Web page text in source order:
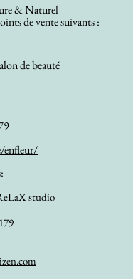
& Naturel
de vente suivants :
de beauté
enfleur/
studio